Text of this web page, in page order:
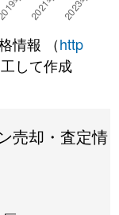
泉
徒歩4
ーナ前
徒歩15
徒歩6
情報 （http
して作成
売却・査定情